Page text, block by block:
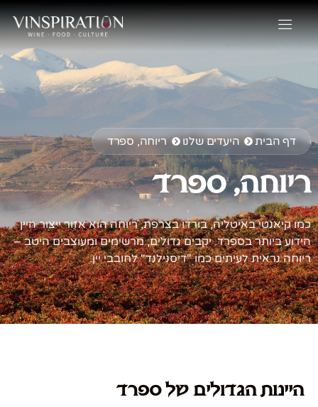
דף הבית היעדים שלנו ריוחה, ספרד
ריוחה, ספרד
כמו קיאנטי באיטליה, בורדו בצרפת, ריוחה הוא אזור ייצור היין
הידוע ביותר בספרד. יקבים גדולים, מרשימים ומעוצבים היטב –
ריוחה נראית לעיתים כמו "דיסנילנד" לחובבי יין.
היינות הגדולים של ספרד